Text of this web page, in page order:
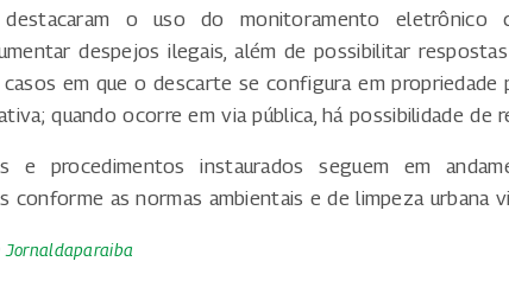
destacaram o uso do monitoramento eletrônico
despejos ilegais, além de possibilitar
em que o descarte se configura em propriedade
quando ocorre em via pública, há possibilidade de
e procedimentos instaurados seguem em
conforme as normas ambientais e de limpeza urbana
Jornaldaparaiba